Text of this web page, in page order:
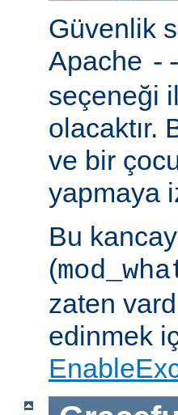
Güvenlik
Apache
seçeneği
olacaktır.
ve bir
yapmaya
Bu
(
zaten
edinmek